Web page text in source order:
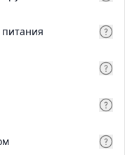
питания